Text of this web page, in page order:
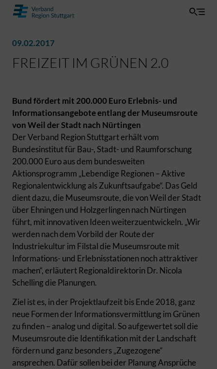
09.02.2017
FREIZEIT IM GRÜNEN 2.0
Bund fördert mit 200.000 Euro Erlebnis- und
Informationsangebote entlang der Museumsroute
von Weil der Stadt nach Nürtingen
Der Verband Region Stuttgart erhält vom
Bundesinstitut für Bau-, Stadt- und Raumforschung
200.000 Euro aus dem bundesweiten
Aktionsprogramm „Lebendige Regionen – Aktive
Regionalentwicklung als Zukunftsaufgabe“. Das Geld
dient dazu, die Museumsroute, die von Weil der Stadt
über Ehningen und Holzgerlingen nach Nürtingen
führt, mit innovativen Ideen weiterzuentwickeln. „Wir
werden nach dem Vorbild der Route der
Industriekultur im Filstal die Museumsroute mit
Informations- und Erlebnisstationen noch attraktiver
machen“, erläutert Regionaldirektorin Dr. Nicola
Schelling die Planungen.
Ziel ist es, in der Projektlaufzeit bis Ende 2018, ganz
neue Formen der Informationsvermittlung im Grünen
zu finden – analog und digital. So aufgewertet soll die
Museumsroute die Identifikation mit der Landschaft
fördern und ganz besonders „Zugezogene“
ansprechen. Dafür sollen bei der Planung Ansprüche